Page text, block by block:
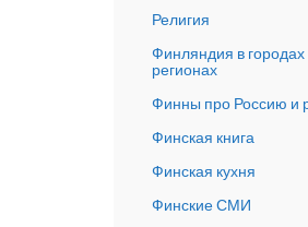
Религия
Финляндия в городах
регионах
Финны про Россию и
Финская книга
Финская кухня
Финские СМИ